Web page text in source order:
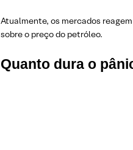
Atualmente, os mercados
sobre o preço do petróleo.
Quanto dura o